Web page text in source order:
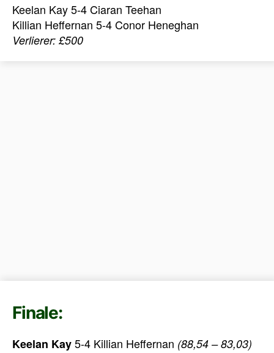
Keelan Kay 5-4 Ciaran Teehan
Killian Heffernan 5-4 Conor Heneghan
Verlierer: £500
Finale:
Keelan Kay5-4 Killian Heffernan (88,54 – 83,03)